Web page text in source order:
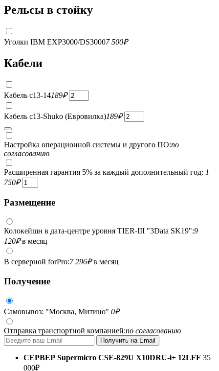
Рельсы в стойку
Уголки IBM EXP3000/DS30007 500₽
Кабели
Кабель c13-14189₽
Кабель c13-Shuko (Евровилка)189₽
Настройка операционной системы и другого ПО:по
согласованию
Расширенная гарантия 5% за каждый дополнительный год: 1
750₽
Размещение
Колокейшн в дата-центре уровня TIER-III "3Data SK19":9
120₽в месяц
В серверной forPro:7 296₽в месяц
Получение
Самовывоз: "Москва, Митино" 0₽
Отправка транспортной компанией:по согласованию
СЕРВЕР Supermicro CSE-829U X10DRU-i+ 12LFF 35
000₽